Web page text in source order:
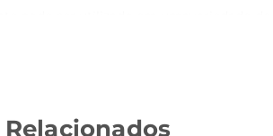
a CAJA EMBU se destaca por sua
você aproveite ao máximo todos os